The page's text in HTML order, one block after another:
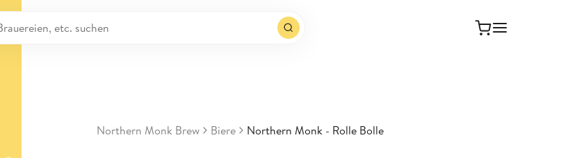
Northern Monk Brew Biere Northern Monk - Rolle Bolle